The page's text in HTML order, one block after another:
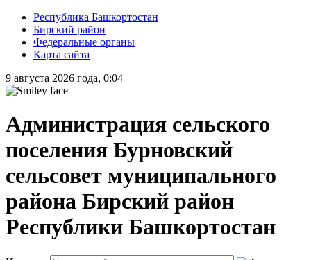
Республика Башкортостан
Бирский район
Федеральные органы
Карта сайта
9 августа 2026 года, 0:04
Администрация сельского
поселения Бурновский
сельсовет муниципального
района Бирский район
Республики Башкортостан